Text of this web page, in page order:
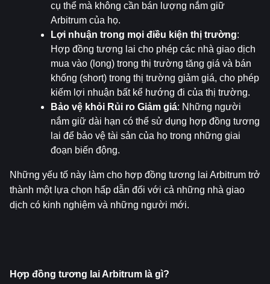
cụ thể mà không cần bán lượng nắm giữ
Arbitrum của họ.
Lợi nhuận trong mọi điều kiện thị trường:
Hợp đồng tương lai cho phép các nhà giao dịch
mua vào (long) trong thị trường tăng giá và bán
khống (short) trong thị trường giảm giá, cho phép
kiếm lợi nhuận bất kể hướng đi của thị trường.
Bảo vệ khỏi Rủi ro Giảm giá: Những người
nắm giữ dài hạn có thể sử dụng hợp đồng tương
lai để bảo vệ tài sản của họ trong những giai
đoạn biến động.
Những yếu tố này làm cho hợp đồng tương lai Arbitrum trở
thành một lựa chọn hấp dẫn đối với cả những nhà giao
dịch có kinh nghiệm và những người mới.
Hợp đồng tương lai Arbitrum là gì?